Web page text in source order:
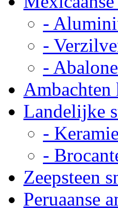
-
-
-
Landelijke
-
-
Zeepsteen
Peruaanse